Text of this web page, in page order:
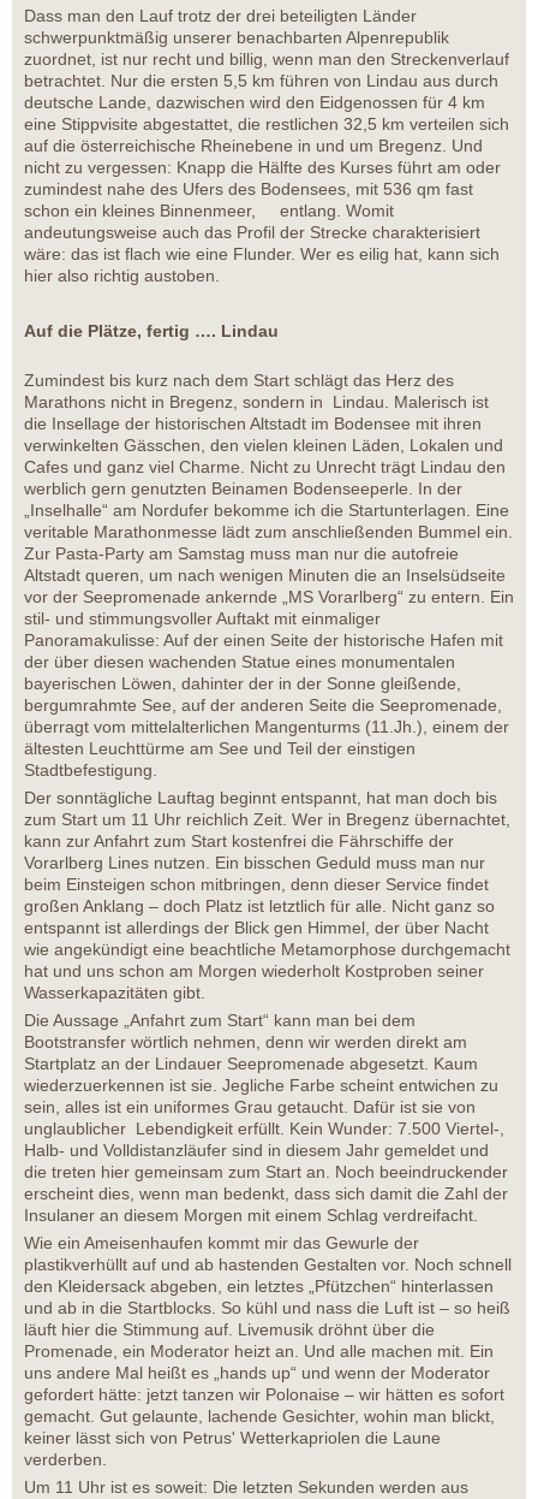
Dass man den Lauf trotz der drei beteiligten Länder
schwerpunktmäßig unserer benachbarten Alpenrepublik
zuordnet, ist nur recht und billig, wenn man den Streckenverlauf
betrachtet. Nur die ersten 5,5 km führen von Lindau aus durch
deutsche Lande, dazwischen wird den Eidgenossen für 4 km
eine Stippvisite abgestattet, die restlichen 32,5 km verteilen sich
auf die österreichische Rheinebene in und um Bregenz. Und
nicht zu vergessen: Knapp die Hälfte des Kurses führt am oder
zumindest nahe des Ufers des Bodensees, mit 536 qm fast
schon ein kleines Binnenmeer, entlang. Womit
andeutungsweise auch das Profil der Strecke charakterisiert
wäre: das ist flach wie eine Flunder. Wer es eilig hat, kann sich
hier also richtig austoben.
Auf die Plätze, fertig …. Lindau
Zumindest bis kurz nach dem Start schlägt das Herz des
Marathons nicht in Bregenz, sondern in Lindau. Malerisch ist
die Insellage der historischen Altstadt im Bodensee mit ihren
verwinkelten Gässchen, den vielen kleinen Läden, Lokalen und
Cafes und ganz viel Charme. Nicht zu Unrecht trägt Lindau den
werblich gern genutzten Beinamen Bodenseeperle. In der
„Inselhalle“ am Nordufer bekomme ich die Startunterlagen. Eine
veritable Marathonmesse lädt zum anschließenden Bummel ein.
Zur Pasta-Party am Samstag muss man nur die autofreie
Altstadt queren, um nach wenigen Minuten die an Inselsüdseite
vor der Seepromenade ankernde „MS Vorarlberg“ zu entern. Ein
stil- und stimmungsvoller Auftakt mit einmaliger
Panoramakulisse: Auf der einen Seite der historische Hafen mit
der über diesen wachenden Statue eines monumentalen
bayerischen Löwen, dahinter der in der Sonne gleißende,
bergumrahmte See, auf der anderen Seite die Seepromenade,
überragt vom mittelalterlichen Mangenturms (11.Jh.), einem der
ältesten Leuchttürme am See und Teil der einstigen
Stadtbefestigung.
Der sonntägliche Lauftag beginnt entspannt, hat man doch bis
zum Start um 11 Uhr reichlich Zeit. Wer in Bregenz übernachtet,
kann zur Anfahrt zum Start kostenfrei die Fährschiffe der
Vorarlberg Lines nutzen. Ein bisschen Geduld muss man nur
beim Einsteigen schon mitbringen, denn dieser Service findet
großen Anklang – doch Platz ist letztlich für alle. Nicht ganz so
entspannt ist allerdings der Blick gen Himmel, der über Nacht
wie angekündigt eine beachtliche Metamorphose durchgemacht
hat und uns schon am Morgen wiederholt Kostproben seiner
Wasserkapazitäten gibt.
Die Aussage „Anfahrt zum Start“ kann man bei dem
Bootstransfer wörtlich nehmen, denn wir werden direkt am
Startplatz an der Lindauer Seepromenade abgesetzt. Kaum
wiederzuerkennen ist sie. Jegliche Farbe scheint entwichen zu
sein, alles ist ein uniformes Grau getaucht. Dafür ist sie von
unglaublicher Lebendigkeit erfüllt. Kein Wunder: 7.500 Viertel-,
Halb- und Volldistanzläufer sind in diesem Jahr gemeldet und
die treten hier gemeinsam zum Start an. Noch beeindruckender
erscheint dies, wenn man bedenkt, dass sich damit die Zahl der
Insulaner an diesem Morgen mit einem Schlag verdreifacht.
Wie ein Ameisenhaufen kommt mir das Gewurle der
plastikverhüllt auf und ab hastenden Gestalten vor. Noch schnell
den Kleidersack abgeben, ein letztes „Pfützchen“ hinterlassen
und ab in die Startblocks. So kühl und nass die Luft ist – so heiß
läuft hier die Stimmung auf. Livemusik dröhnt über die
Promenade, ein Moderator heizt an. Und alle machen mit. Ein
uns andere Mal heißt es „hands up“ und wenn der Moderator
gefordert hätte: jetzt tanzen wir Polonaise – wir hätten es sofort
gemacht. Gut gelaunte, lachende Gesichter, wohin man blickt,
keiner lässt sich von Petrus' Wetterkapriolen die Laune
verderben.
Um 11 Uhr ist es soweit: Die letzten Sekunden werden aus